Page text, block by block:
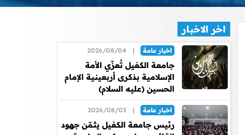
اخر الاخبار
اخبار عامة |
2026/08/04
جامعة الكفيل تُعزّي الأمة
الإسلامية بذكرى أربعينية الإمام
الحسين (عليه السلام)
اخبار عامة |
2026/08/03
رئيس جامعة الكفيل يثمّن جهود